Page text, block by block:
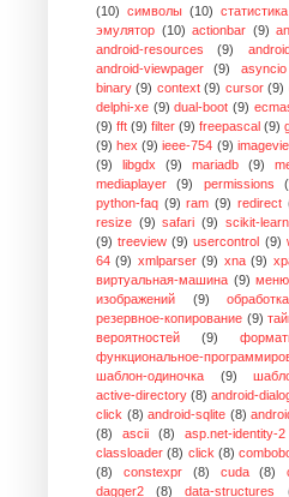
(10) символы (10) статистика
эмулятор (10) actionbar (9)
android-resources
(9)
android-viewpager
(9) asyncio
binary (9) context (9) cursor (9)
delphi-xe (9) dual-boot (9)
(9) fft (9) filter (9) freepascal (9)
(9) hex (9) ieee-754 (9)
(9)
libgdx (9) mariadb (9)
mediaplayer
(9) permissions
python-faq (9) ram (9) redirect
resize (9) safari (9) scikit-learn
(9) treeview (9) usercontrol (9)
64 (9) xmlparser (9) xna (9)
виртуальная-машина (9) меню
изображений
(9)
резервное-копирование (9)
вероятностей
(9)
функциональное-
шаблон-одиночка
(9)
active-directory (8) android-
click (8) android-sqlite (8)
(8)
ascii (8) asp.net-identity-2
classloader (8) click (8)
(8)
constexpr (8) cuda (8)
dagger2
(8) data-structures